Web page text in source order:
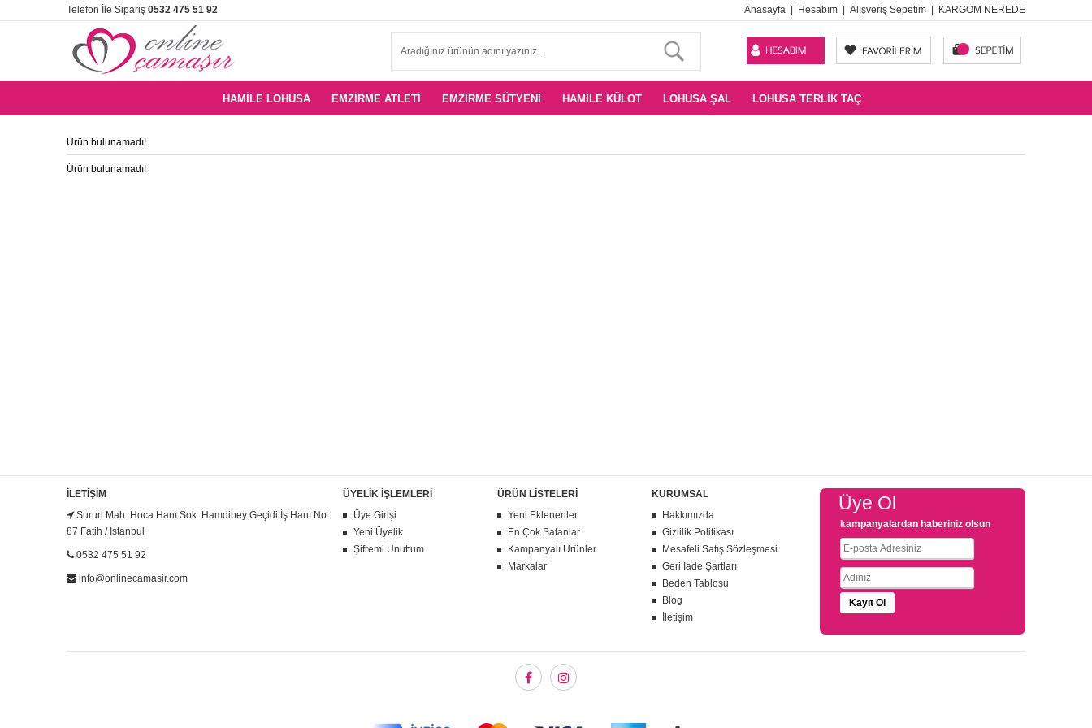
Telefon İle Sipariş 0532 475 51 92 Anasayfa Hesabım Alışveriş Sepetim KARGOM NEREDE
HAMILE LOHUSA EMZIRME ATLETI EMZIRME SÜTYENI HAMILE KÜLOT LOHUSA ŞAL LOHUSA TERLIK TAÇ
Ürün bulunamadı!
Ürün bulunamadı!
İLETIŞIM
Sururi Mah. Hoca Hanı Sok. Hamdibey Geçidi İş Hanı No:
87 Fatih / İstanbul
0532 475 51 92
info@onlinecamasir.com
ÜYELİK İŞLEMLERİ
Üye Girişi
Yeni Üyelik
Şifremi Unuttum
ÜRÜN LİSTELERİ
Yeni Eklenenler
En Çok Satanlar
Kampanyalı Ürünler
Markalar
KURUMSAL
Hakkımızda
Gizlilik Politikası
Mesafeli Satış Sözleşmesi
Geri İade Şartları
Beden Tablosu
Blog
İletişim
Üye Ol
kampanyalardan haberiniz olsun
Kayıt Ol